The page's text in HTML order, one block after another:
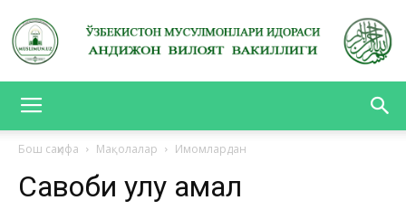
ВИЛОЯТ
Бош саҳифа Мақолалар Имомлардан
Савоби улуғ амал